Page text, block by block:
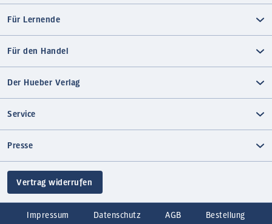
Für Lernende
Für den Handel
Der Hueber Verlag
Service
Presse
Vertrag widerrufen
Impressum Datenschutz AGB Bestellung